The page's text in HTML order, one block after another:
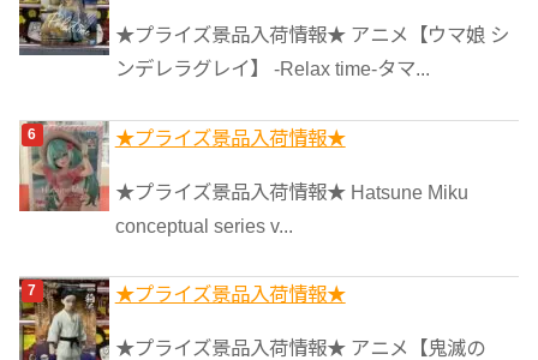
★プライズ景品入荷情報★ アニメ【ウマ娘 シ
ンデレラグレイ】 -Relax time-タマ...
★プライズ景品入荷情報★
★プライズ景品入荷情報★ Hatsune Miku
conceptual series v...
★プライズ景品入荷情報★
★プライズ景品入荷情報★ アニメ【鬼滅の